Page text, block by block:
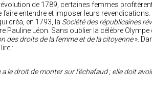
révolution de 1789, certaines femmes
faire entendre et imposer leurs
créa, en 1793, la Société des républicaines
Pauline Léon. Sans oublier la célèbre
des droits de la femme et de la citoyenne».
:
a le droit de monter sur l’échafaud ; elle doit